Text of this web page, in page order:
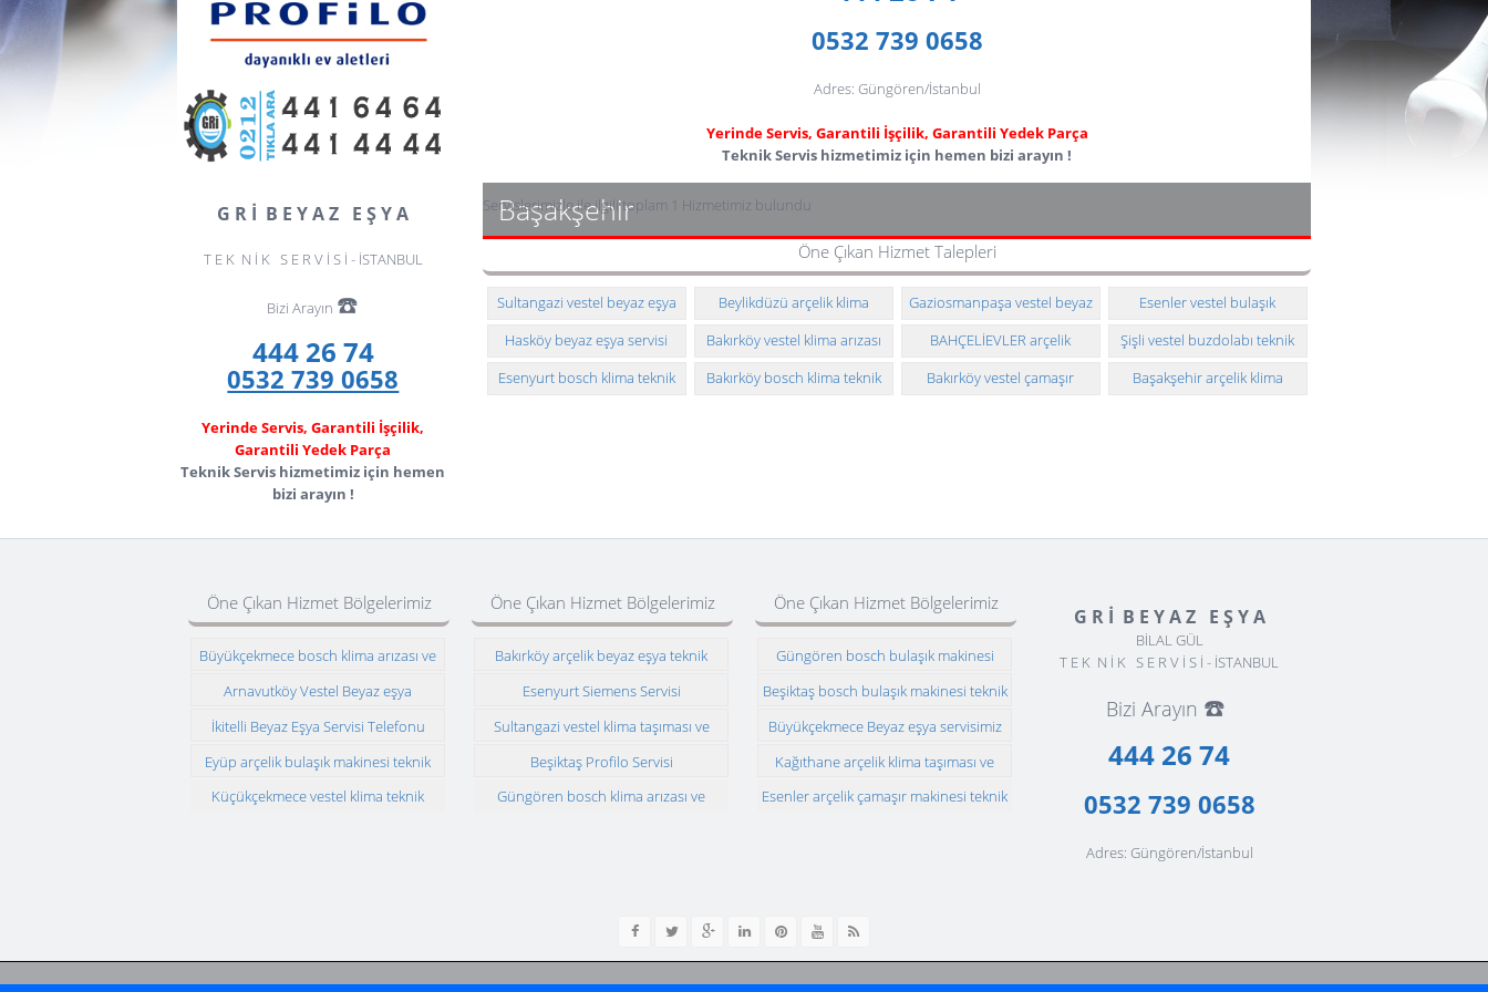
0532 739 0658
Adres: Güngören/İstanbul
Yerinde Servis, Garantili İşçilik, Garantili Yedek Parça
Teknik Servis hizmetimiz için hemen bizi arayın !
Başakşehir
Servislerimizle ile ilgili toplam 1 Hizmetimiz bulundu
Öne Çıkan Hizmet Talepleri
Sultangazi vestel beyaz eşya
teknik servisi
Beylikdüzü arçelik klima
teknik servisi
Gaziosmanpaşa vestel beyaz
eşya teknik servisi
Esenler vestel bulaşık
makinesi teknik servisi
Hasköy beyaz eşya servisi
Bakırköy vestel klima arızası
ve montajı
BAHÇELİEVLER arçelik
buzdolabı teknik servisi
Şişli vestel buzdolabı teknik
servisi
Esenyurt bosch klima teknik
servisi
Bakırköy bosch klima teknik
servisi
Bakırköy vestel çamaşır
makinesi teknik servisi
Başakşehir arçelik klima
taşıması ve montajı
G R İ B E Y A Z E Ş Y A
T E K N İ K S E R V İ S İ - İSTANBUL
Bizi Arayın ☎️
444 26 74
0532 739 0658
Yerinde Servis, Garantili İşçilik,
Garantili Yedek Parça
Teknik Servis hizmetimiz için hemen
bizi arayın !
Öne Çıkan Hizmet Bölgelerimiz
Büyükçekmece bosch klima arızası ve
Arnavutköy Vestel Beyaz eşya
İkitelli Beyaz Eşya Servisi Telefonu
Eyüp arçelik bulaşık makinesi teknik
Küçükçekmece vestel klima teknik
Öne Çıkan Hizmet Bölgelerimiz
Bakırköy arçelik beyaz eşya teknik
Esenyurt Siemens Servisi
Sultangazi vestel klima taşıması ve
Beşiktaş Profilo Servisi
Güngören bosch klima arızası ve
Öne Çıkan Hizmet Bölgelerimiz
Güngören bosch bulaşık makinesi
Beşiktaş bosch bulaşık makinesi teknik
Büyükçekmece Beyaz eşya servisimiz
Kağıthane arçelik klima taşıması ve
Esenler arçelik çamaşır makinesi teknik
G R İ B E Y A Z E Ş Y A
BİLAL GÜL
T E K N İ K S E R V İ S İ - İSTANBUL
Bizi Arayın ☎️
444 26 74
0532 739 0658
Adres: Güngören/İstanbul